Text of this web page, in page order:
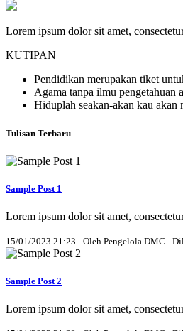
Lorem ipsum dolor sit amet,
KUTIPAN
Pendidikan merupakan tiket
Agama tanpa ilmu pengetahuan
Hiduplah seakan-akan kau akan
Tulisan Terbaru
Sample Post 1
Lorem ipsum dolor sit amet,
15/01/2023 21:23 - Oleh Pengelola DMC -
Sample Post 2
Lorem ipsum dolor sit amet,